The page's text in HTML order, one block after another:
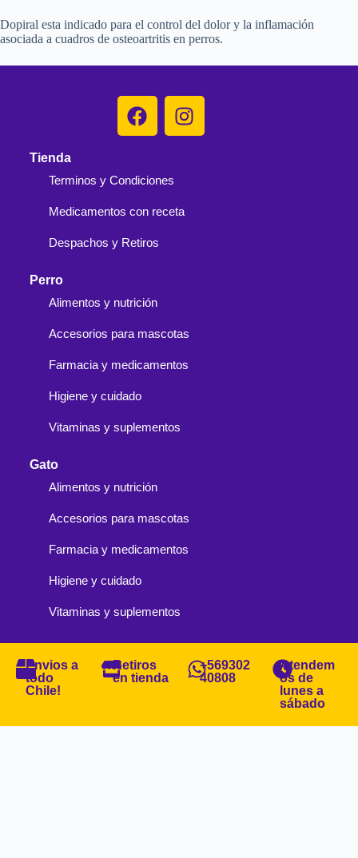
Dopiral esta indicado para el control del dolor y la inflamación
asociada a cuadros de osteoartritis en perros.
Tienda
Terminos y Condiciones
Medicamentos con receta
Despachos y Retiros
Perro
Alimentos y nutrición
Accesorios para mascotas
Farmacia y medicamentos
Higiene y cuidado
Vitaminas y suplementos
Gato
Alimentos y nutrición
Accesorios para mascotas
Farmacia y medicamentos
Higiene y cuidado
Vitaminas y suplementos
Envios a
todo
Chile!
Retiros
en tienda
+569302
40808
Atendem
os de
lunes a
sábado